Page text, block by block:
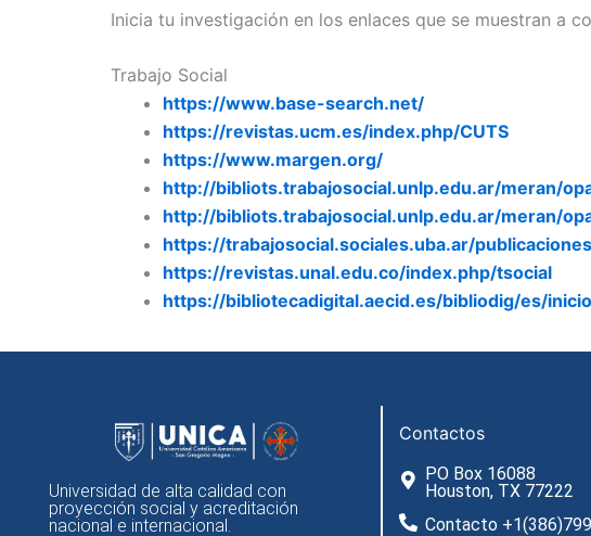
Inicia tu investigación en los enlaces que se muestran a
Trabajo Social
https://www.base-search.net/
https://revistas.ucm.es/index.php/CUTS
https://www.margen.org/
http://bibliots.trabajosocial.unlp.edu.ar/meran/
http://bibliots.trabajosocial.unlp.edu.ar/meran/
https://trabajosocial.sociales.uba.ar/
https://revistas.unal.edu.co/index.php/tsocial
https://bibliotecadigital.aecid.es/bibliodig/es/
Universidad de alta calidad con
proyección social y acreditación
nacional e internacional.
Contactos
PO Box 16088
Houston, TX 77222
Contacto